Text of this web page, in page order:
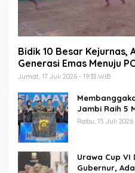
Bidik 10 Besar Kejurnas,
Generasi Emas Menuju
Jumat, 17 Juli 2026 - 19:33 WIB
Jambi Raih 5
Cup 7
Rabu, 15 Juli 2026
Urawa Cup VI
Gubernur,